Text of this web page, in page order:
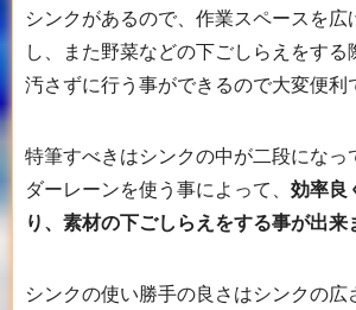
シンクがあるので、作業スペースを広
し、また野菜などの下ごしらえをす
汚さずに行う事ができるので大変便利
特筆すべきはシンクの中が二段になっ
ダーレーンを使う事によって、 効率良
り、素材の下ごしらえをする事が出来
シンクの使い勝手の良さはシンクの広